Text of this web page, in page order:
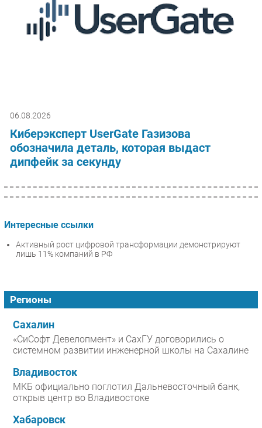
06.08.2026
Киберэксперт UserGate Газизова
обозначила деталь, которая выдаст
дипфейк за секунду
Интересные ссылки
Активный рост цифровой трансформации демонстрируют
лишь 11% компаний в РФ
Регионы
Сахалин
«СиСофт Девелопмент» и СахГУ договорились о
системном развитии инженерной школы на Сахалине
Владивосток
МКБ официально поглотил Дальневосточный банк,
открыв центр во Владивостоке
Хабаровск